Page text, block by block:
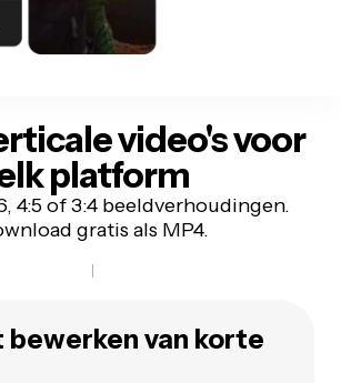
video's voor
platform
4:5 of 3:4 beeldverhoudingen.
gratis als MP4.
bewerken van korte